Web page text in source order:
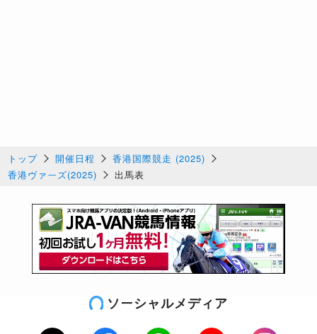
トップ 開催日程
香港国際競走 (2025)
香港ヴァーズ(2025)
出馬表
ソーシャルメディア